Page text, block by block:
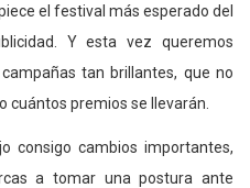
el festival más esperado del
Y esta vez queremos
tan brillantes, que no
cuántos premios se llevarán.
consigo cambios importantes,
a tomar una postura ante